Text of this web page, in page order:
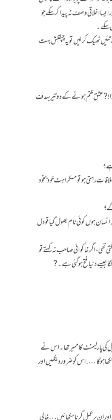
اخلاقی وصف نہ پیدا کرسکے جو
سکے۔
ٹھیک کرلیں تو یہ چپقلش بہت
?عشق ختم ہونے کے دو تیر بہدف
رہتی ہو تو مسکراہٹ خود بخود
ہوں کوئی نام بھول گیا تو دل
اگر خاکوانی صاحب نہ کہتے تو
دنیا فتح ہوگئی ہے۔ ?
کی پارلیمنٹ کا ممبر تھا۔ اس نے
لکھا ہوگا…. اس کو ضرور دیکھیں اور